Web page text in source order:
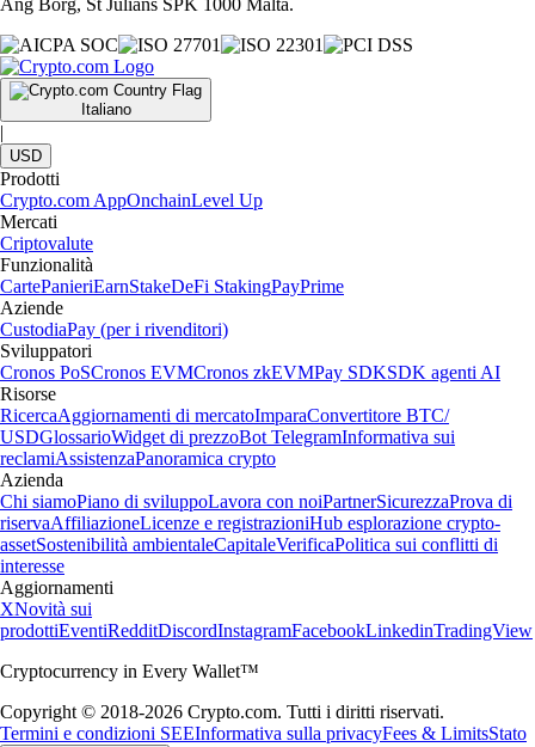
Italiano
|
USD
Prodotti
Crypto.com AppOnchainLevel Up
Mercati
Criptovalute
Funzionalità
CartePanieriEarnStakeDeFi StakingPayPrime
Aziende
CustodiaPay (per i rivenditori)
Sviluppatori
Cronos PoSCronos EVMCronos zkEVMPay SDKSDK agenti AI
Risorse
RicercaAggiornamenti di mercatoImparaConvertitore BTC/
USDGlossarioWidget di prezzoBot TelegramInformativa sui
reclamiAssistenzaPanoramica crypto
Azienda
Chi siamoPiano di sviluppoLavora con noiPartnerSicurezzaProva di
riservaAffiliazioneLicenze e registrazioniHub esplorazione crypto-
assetSostenibilità ambientaleCapitaleVerificaPolitica sui conflitti di
interesse
Aggiornamenti
XNovità sui
prodottiEventiRedditDiscordInstagramFacebookLinkedinTradingView
Cryptocurrency in Every Wallet™
Copyright © 2018-2026 Crypto.com. Tutti i diritti riservati.
Termini e condizioni SEEInformativa sulla privacyFees & LimitsStato